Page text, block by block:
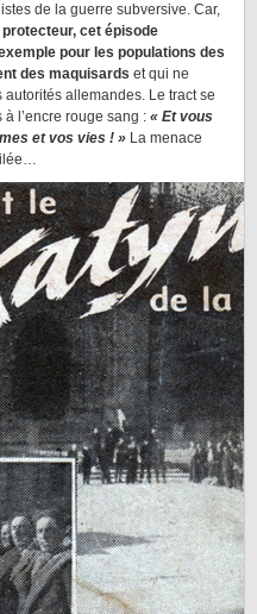
de la guerre subversive. Car,
cet épisode
pour les populations des
des maquisards et qui ne
allemandes. Le tract se
l’encre rouge sang : « Et vous
et vos vies ! » La menace